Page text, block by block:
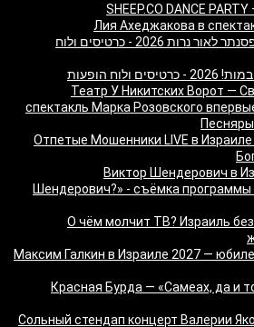
SHEEP.CO DANCE
Лия Ахеджакова в
משופן ועד AC/DC - מופע פסנתר לאור נרות 2026 - כרטיסים ולוח
הופעות
"Театр У Никитских Ворот —
спектакль Марка Розовского
Отпетые Мошенники LIVE в Израиле
Виктор Шендерович в
Шендерович?» - съёмка
«О чём молчит ТВ? Израиль
Максим Галкин в Израиле 2027 —
Красная Бурда — «Самеах, да и
"Сольный стендап концерт Валерии